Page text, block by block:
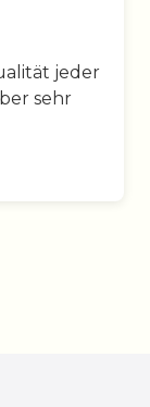
jeder
sehr